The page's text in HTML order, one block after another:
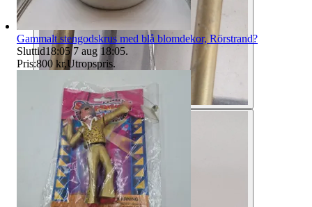
Gammalt stengodskrus med blå blomdekor, Rörstrand?
Sluttid18:05 7 aug 18:05.
Pris:800 kr,Utropspris.